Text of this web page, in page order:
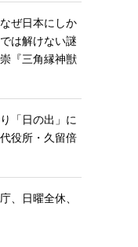
ぜ日本にしか
は解けない謎
『三角縁神獣
「日の出」に
役所・久留倍
、日曜全休、